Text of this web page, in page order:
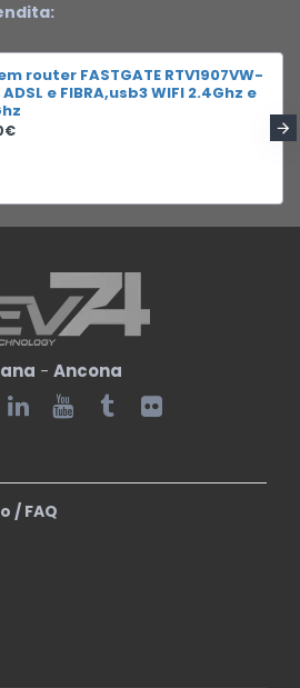
router FASTGATE RTV1907VW-
ADSL e FIBRA,usb3 WIFI 2.4Ghz e
- Ancona
/ FAQ